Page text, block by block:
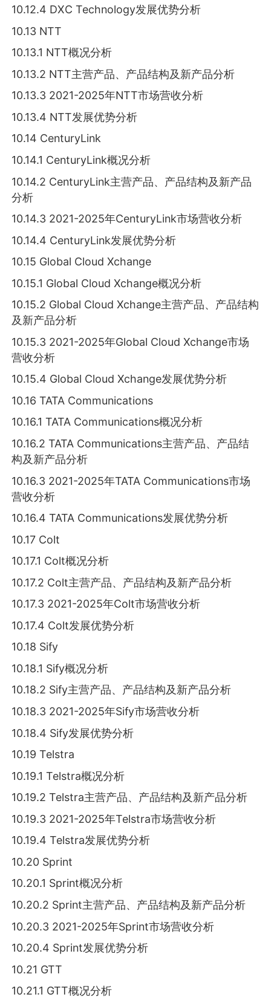
10.12.4 DXC Technology发展优势分析
10.13 NTT
10.13.1 NTT概况分析
10.13.2 NTT主营产品、产品结构及新产品分析
10.13.3 2021-2025年NTT市场营收分析
10.13.4 NTT发展优势分析
10.14 CenturyLink
10.14.1 CenturyLink概况分析
10.14.2 CenturyLink主营产品、产品结构及新产品
分析
10.14.3 2021-2025年CenturyLink市场营收分析
10.14.4 CenturyLink发展优势分析
10.15 Global Cloud Xchange
10.15.1 Global Cloud Xchange概况分析
10.15.2 Global Cloud Xchange主营产品、产品结构
及新产品分析
10.15.3 2021-2025年Global Cloud Xchange市场
营收分析
10.15.4 Global Cloud Xchange发展优势分析
10.16 TATA Communications
10.16.1 TATA Communications概况分析
10.16.2 TATA Communications主营产品、产品结
构及新产品分析
10.16.3 2021-2025年TATA Communications市场
营收分析
10.16.4 TATA Communications发展优势分析
10.17 Colt
10.17.1 Colt概况分析
10.17.2 Colt主营产品、产品结构及新产品分析
10.17.3 2021-2025年Colt市场营收分析
10.17.4 Colt发展优势分析
10.18 Sify
10.18.1 Sify概况分析
10.18.2 Sify主营产品、产品结构及新产品分析
10.18.3 2021-2025年Sify市场营收分析
10.18.4 Sify发展优势分析
10.19 Telstra
10.19.1 Telstra概况分析
10.19.2 Telstra主营产品、产品结构及新产品分析
10.19.3 2021-2025年Telstra市场营收分析
10.19.4 Telstra发展优势分析
10.20 Sprint
10.20.1 Sprint概况分析
10.20.2 Sprint主营产品、产品结构及新产品分析
10.20.3 2021-2025年Sprint市场营收分析
10.20.4 Sprint发展优势分析
10.21 GTT
10.21.1 GTT概况分析